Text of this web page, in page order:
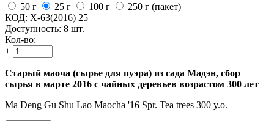
50 г
25 г 100 г
250 г (пакет)
КОД: X-63(2016) 25
Доступность: 8 шт.
Кол-во:
+
−
Старый маоча (сырье для пуэра) из сада Мадэн, сбор
сырья в марте 2016 с чайных деревьев возрастом 300 лет
Ma Deng Gu Shu Lao Maocha '16 Spr. Tea trees 300 y.o.